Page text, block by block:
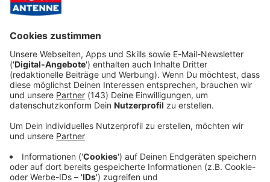
ROCK ANTENNE auf dem Smart-Speaker
Speaker empfangen. Ob Live-Programm oder Webradio-
Streams – hört das, was ihr gerade wollt, ganz einfach
per Sprachbefehl.